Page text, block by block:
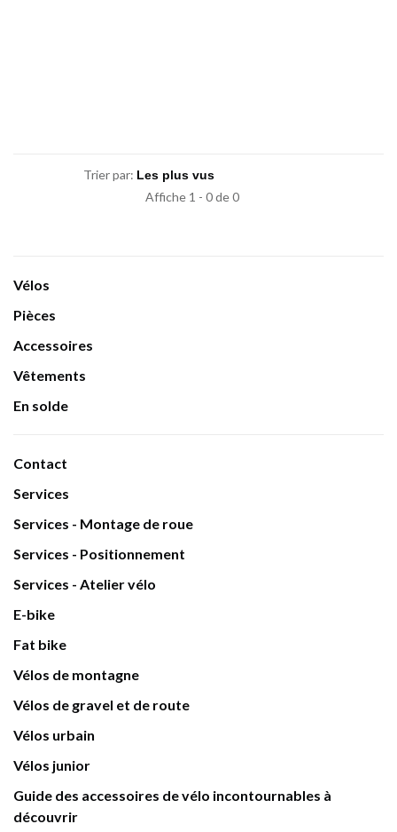
Trier par:
Affiche 1 - 0 de 0
Vélos
Pièces
Accessoires
Vêtements
En solde
Contact
Services
Services - Montage de roue
Services - Positionnement
Services - Atelier vélo
E-bike
Fat bike
Vélos de montagne
Vélos de gravel et de route
Vélos urbain
Vélos junior
Guide des accessoires de vélo incontournables à
découvrir